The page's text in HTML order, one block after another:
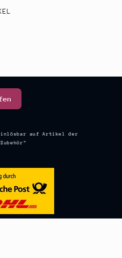
auf Artikel der